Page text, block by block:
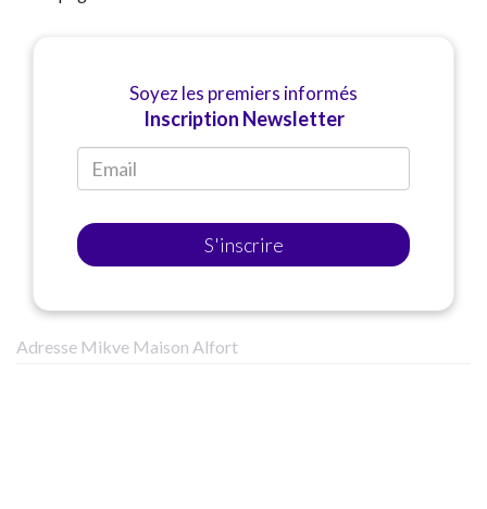
Soyez les premiers informés
Inscription Newsletter
S'inscrire
Adresse Mikve Maison Alfort